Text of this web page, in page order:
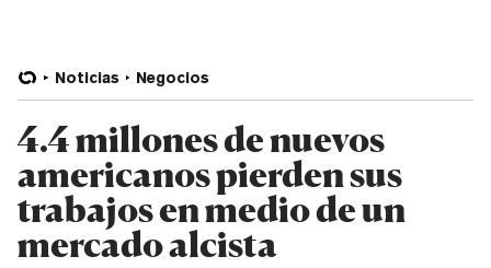
Noticias Negocios
4.4 millones de nuevos
americanos pierden sus
trabajos en medio de un
mercado alcista